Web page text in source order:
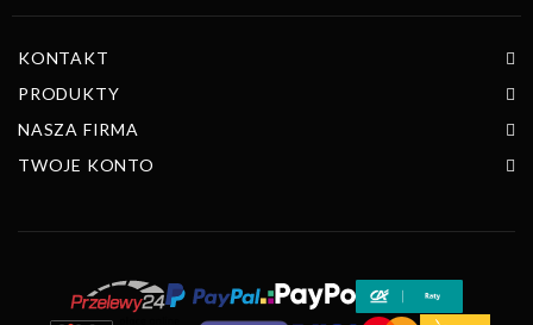
KONTAKT
PRODUKTY
NASZA FIRMA
TWOJE KONTO